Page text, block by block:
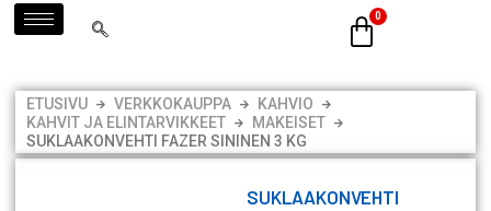
Siirry
sisältöön
ETUSIVU VERKKOKAUPPA
KAHVIO
KAHVIT JA ELINTARVIKKEET
MAKEISET
SUKLAAKONVEHTI FAZER SININEN 3 KG
SUKLAAKONVEHTI